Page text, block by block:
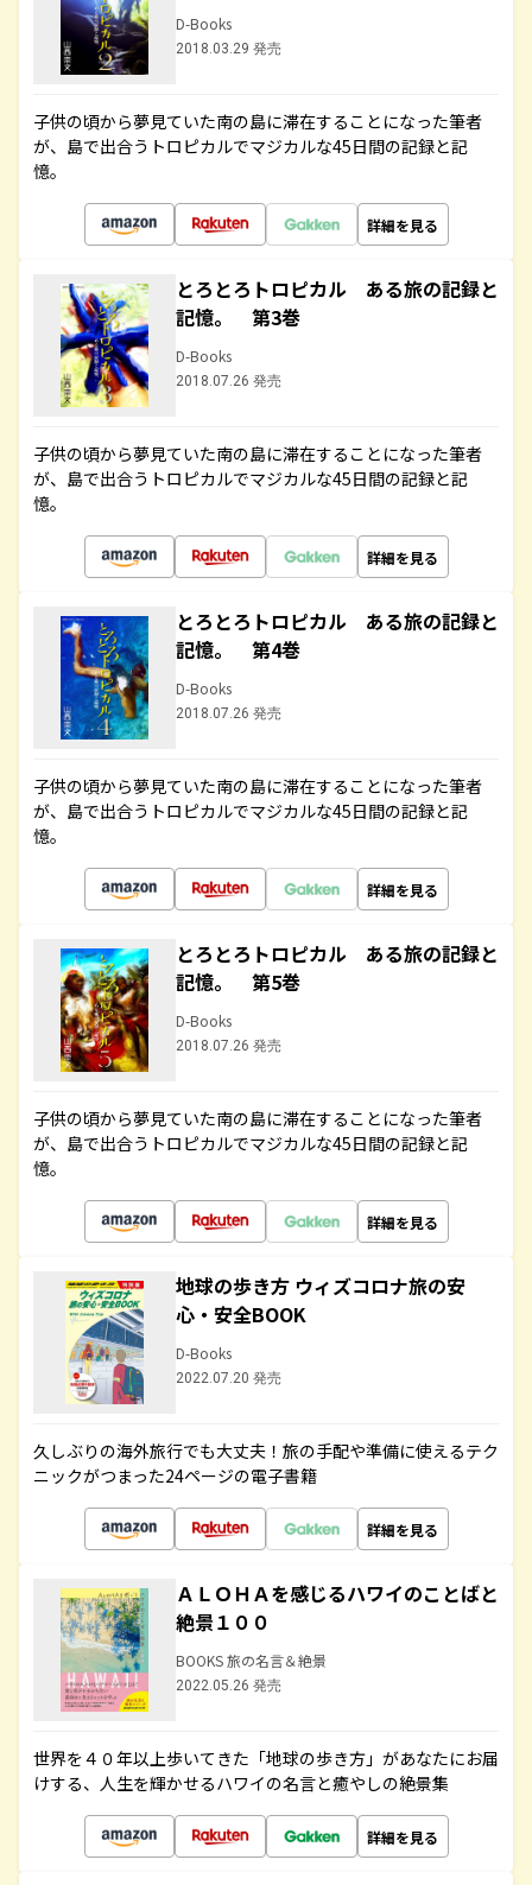
D-Books
2018.03.29 発売
子供の頃から夢見ていた南の島に滞在することになった筆者
が、島で出合うトロピカルでマジカルな45日間の記録と記
憶。
詳細を見る
とろとろトロピカル ある旅の記録と
記憶。 第3巻
D-Books
2018.07.26 発売
子供の頃から夢見ていた南の島に滞在することになった筆者
が、島で出合うトロピカルでマジカルな45日間の記録と記
憶。
詳細を見る
とろとろトロピカル ある旅の記録と
記憶。 第4巻
D-Books
2018.07.26 発売
子供の頃から夢見ていた南の島に滞在することになった筆者
が、島で出合うトロピカルでマジカルな45日間の記録と記
憶。
詳細を見る
とろとろトロピカル ある旅の記録と
記憶。 第5巻
D-Books
2018.07.26 発売
子供の頃から夢見ていた南の島に滞在することになった筆者
が、島で出合うトロピカルでマジカルな45日間の記録と記
憶。
詳細を見る
地球の歩き方 ウィズコロナ旅の安
心・安全BOOK
D-Books
2022.07.20 発売
久しぶりの海外旅行でも大丈夫！旅の手配や準備に使えるテク
ニックがつまった24ページの電子書籍
詳細を見る
ＡＬＯＨＡを感じるハワイのことばと
絶景１００
BOOKS 旅の名言＆絶景
2022.05.26 発売
世界を４０年以上歩いてきた「地球の歩き方」があなたにお届
けする、人生を輝かせるハワイの名言と癒やしの絶景集
詳細を見る